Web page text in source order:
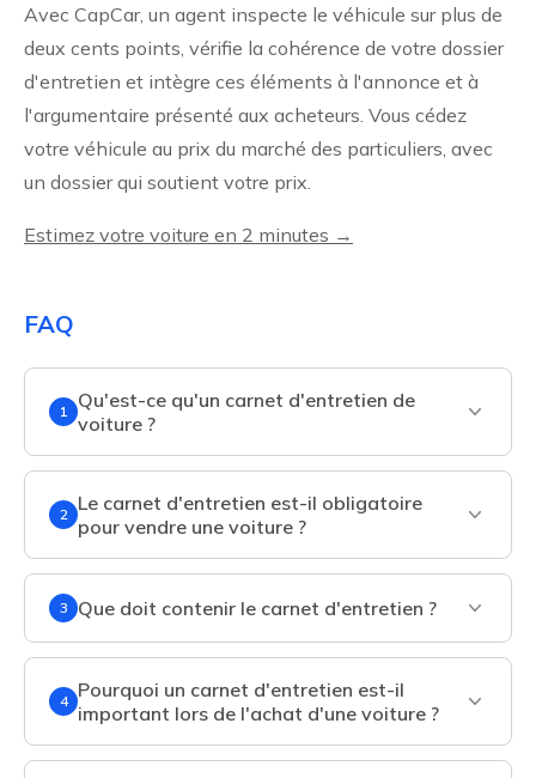
Avec CapCar, un agent inspecte le véhicule sur plus de
deux cents points, vérifie la cohérence de votre dossier
d'entretien et intègre ces éléments à l'annonce et à
l'argumentaire présenté aux acheteurs. Vous cédez
votre véhicule au prix du marché des particuliers, avec
un dossier qui soutient votre prix.
Estimez votre voiture en 2 minutes →
FAQ
1
Qu'est-ce qu'un carnet d'entretien de
voiture ?
2
Le carnet d'entretien est-il obligatoire
pour vendre une voiture ?
3 Que doit contenir le carnet d'entretien ?
4
Pourquoi un carnet d'entretien est-il
important lors de l'achat d'une voiture ?